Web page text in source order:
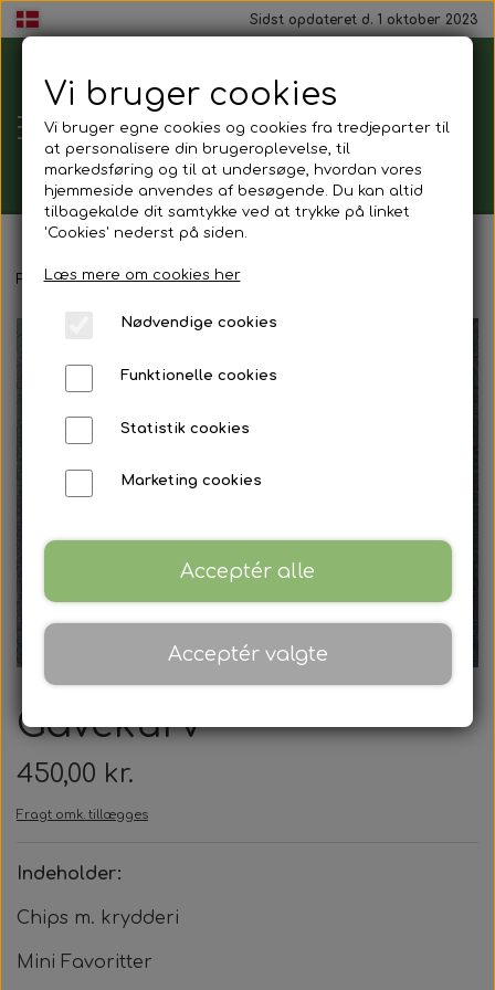
Sidst opdateret d. 1 oktober 2023
Tårnborg
Forsamlingshus
Gavekort
Mad ud af huset
Mindestund
Frokostpakker
Kaffe & kagepakker
Aftenpakker
Mandags banko
Forside Gavekurv
Gavekurv
450,00 kr.
Fragt omk. tillægges
Indeholder:
Chips m. krydderi
Mini Favoritter
Vi bruger cookies
Vi bruger egne cookies og cookies fra tredjeparter til
at personalisere din brugeroplevelse, til
markedsføring og til at undersøge, hvordan vores
hjemmeside anvendes af besøgende. Du kan altid
tilbagekalde dit samtykke ved at trykke på linket
'Cookies' nederst på siden.
Læs mere om cookies her
Nødvendige cookies
Funktionelle cookies
Statistik cookies
Marketing cookies
Acceptér alle
Acceptér valgte